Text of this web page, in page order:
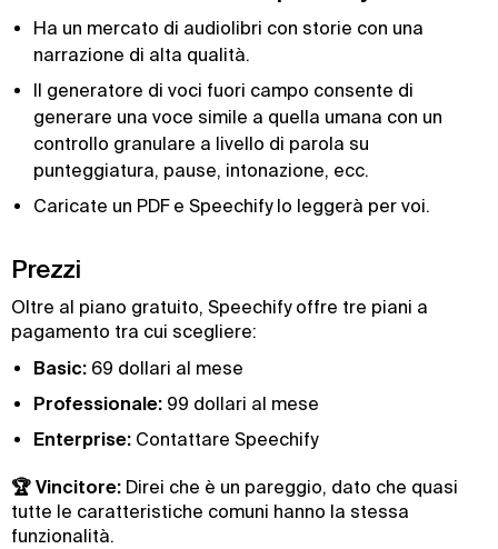
Ha un mercato di audiolibri con storie con una
narrazione di alta qualità.
Il generatore di voci fuori campo consente di
generare una voce simile a quella umana con un
controllo granulare a livello di parola su
punteggiatura, pause, intonazione, ecc.
Caricate un PDF e Speechify lo leggerà per voi.
Prezzi
Oltre al piano gratuito, Speechify offre tre piani a
pagamento tra cui scegliere:
Basic: 69 dollari al mese
Professionale: 99 dollari al mese
Enterprise: Contattare Speechify
🏆 Vincitore: Direi che è un pareggio, dato che quasi
tutte le caratteristiche comuni hanno la stessa
funzionalità.